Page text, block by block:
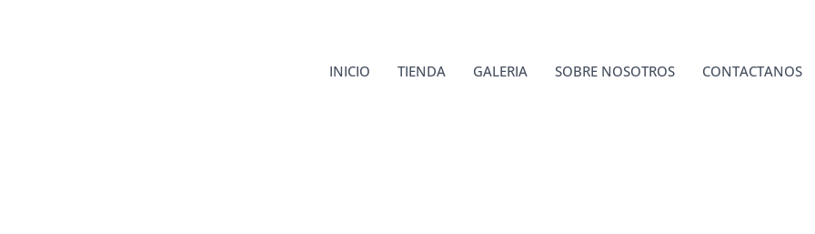
INICIO TIENDA GALERIA SOBRE NOSOTROS CONTACTANOS